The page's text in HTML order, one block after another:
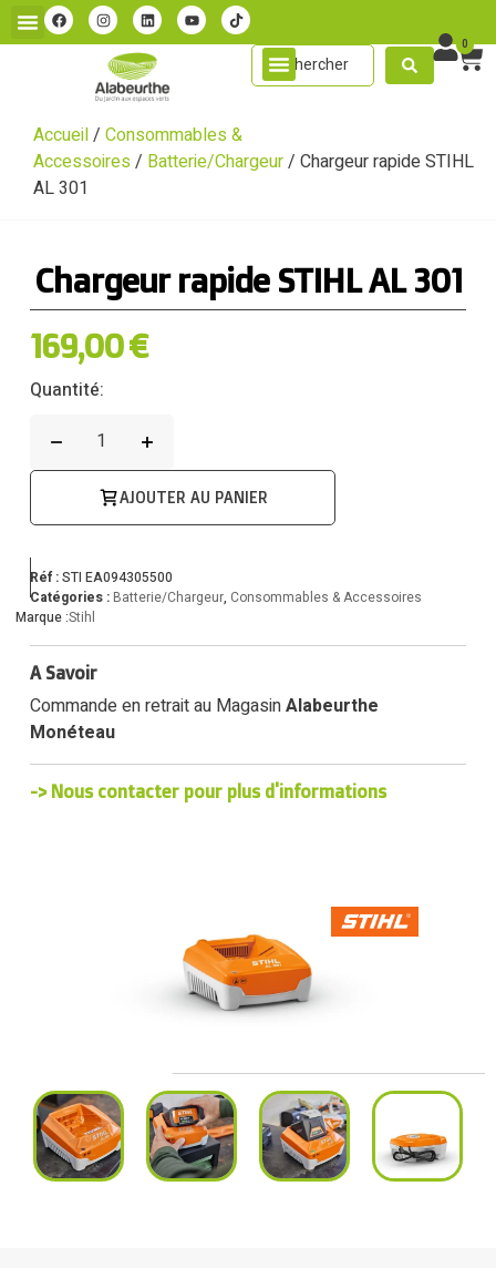
0
Accueil/ Consommables &
Accessoires / Batterie/Chargeur/ Chargeur rapide STIHL
AL 301
Chargeur rapide STIHL AL 301
169,00€
Quantité:
AJOUTER AU PANIER
Réf :STI EA094305500
Catégories : Batterie/Chargeur, Consommables & Accessoires
Marque :Stihl
A Savoir
Commande en retrait au MagasinAlabeurthe
Monéteau
-> Nous contacter pour plus d'informations